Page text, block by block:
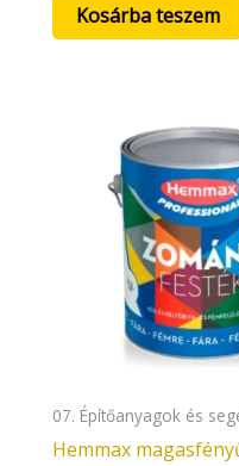
Kosárba teszem
07. Építőanyagok és
Hemmax